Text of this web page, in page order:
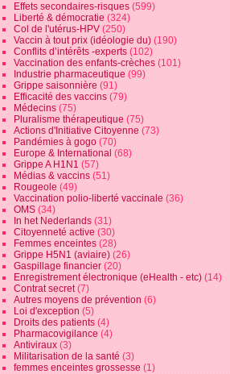
Effets secondaires-risques (599)
Liberté & démocratie (324)
Col de l'utérus-HPV (250)
Vaccin à tout prix (idéologie du) (190)
Conflits d’intérêts -experts (102)
Vaccination des enfants-crèches (101)
Industrie pharmaceutique (99)
Grippe saisonnière (91)
Efficacité des vaccins (79)
Médecins (75)
Pluralisme thérapeutique (75)
Actions d'Initiative Citoyenne (73)
Pandémies à gogo (70)
Europe & International (68)
Grippe A H1N1 (57)
Médias & vaccins (51)
Rougeole (49)
Vaccination polio-liberté vaccinale (36)
OMS (34)
In het Nederlands (31)
Citoyenneté active (30)
Femmes enceintes (28)
Grippe H5N1 (aviaire) (26)
Gaspillage financier (20)
Enregistrement électronique (eHealth - etc) (14)
Contrat secret(7)
Autres moyens de prévention (6)
Loi d'exception (5)
Droits des patients (4)
Pharmacovigilance (4)
Antiviraux (3)
Militarisation de la santé (3)
femmes enceintes grossesse (1)